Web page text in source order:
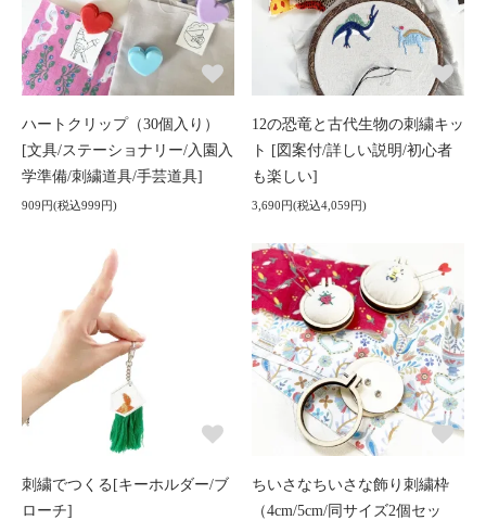
ハートクリップ（30個入り）
[文具/ステーショナリー/入園入
学準備/刺繍道具/手芸道具]
909円(税込999円)
12の恐竜と古代生物の刺繍キッ
ト [図案付/詳しい説明/初心者
も楽しい]
3,690円(税込4,059円)
刺繍でつくる[キーホルダー/ブ
ローチ]
ちいさなちいさな飾り刺繍枠
（4cm/5cm/同サイズ2個セッ